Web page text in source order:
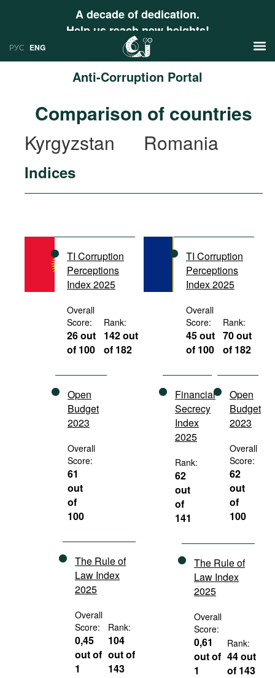
A decade of dedication.
Help us reach new heights!
РУС ENG
Anti-Corruption Portal
Research
Profiles
Countries
International Organizations
Documents
Movies
Podcasts
Bookshelf
Comparison of countries
Kyrgyzstan
Romania
Indices
TI Corruption
Perceptions
Index 2025
Overall
Score:
26 out
of 100
Rank:
142 out
of 182
Open
Budget
2023
Overall
Score:
61
out
of
100
The Rule of
Law Index
2025
Overall
Score:
0,45
out of
1
Rank:
104
out of
143
TI Corruption
Perceptions
Index 2025
Overall
Score:
45 out
of 100
Rank:
70 out
of 182
Financial
Secrecy
Index
2025
Rank:
62
out
of
141
Open
Budget
2023
Overall
Score:
62
out
of
100
The Rule of
Law Index
2025
Overall
Score:
0,61
out of
1
Rank:
44 out
of 143